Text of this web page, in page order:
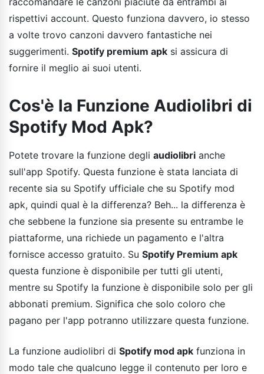
rispettivi account. Questo funziona davvero, io stesso
a volte trovo canzoni davvero fantastiche nei
suggerimenti. Spotify premium apk si assicura di
fornire il meglio ai suoi utenti.
Cos'è la Funzione Audiolibri di
Spotify Mod Apk?
Potete trovare la funzione degli audiolibri anche
sull'app Spotify. Questa funzione è stata lanciata di
recente sia su Spotify ufficiale che su Spotify mod
apk, quindi qual è la differenza? Beh... la differenza è
che sebbene la funzione sia presente su entrambe le
piattaforme, una richiede un pagamento e l'altra
fornisce accesso gratuito. Su Spotify Premium apk
questa funzione è disponibile per tutti gli utenti,
mentre su Spotify la funzione è disponibile solo per gli
abbonati premium. Significa che solo coloro che
pagano per l'app potranno utilizzare questa funzione.
La funzione audiolibri di Spotify mod apk funziona in
modo tale che qualcuno legge il contenuto per loro e